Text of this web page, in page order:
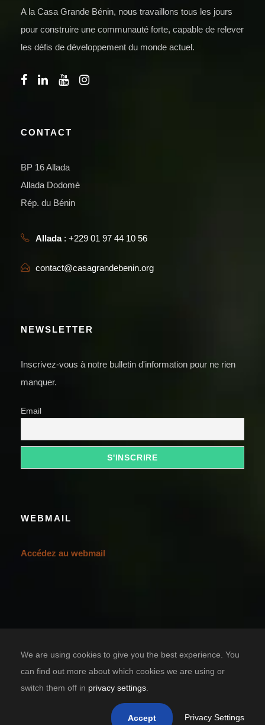
A la Casa Grande Bénin, nous travaillons tous les jours
pour construire une communauté forte, capable de relever
les défis de développement du monde actuel.
CONTACT
BP 16 Allada
Allada Dodomè
Rép. du Bénin
Allada: +229 01 97 44 10 56
contact@casagrandebenin.org
NEWSLETTER
Inscrivez-vous à notre bulletin d'information pour ne rien
manquer.
Email
WEBMAIL
Accédez au webmail
Copyright 2021 Casa Grande Bénin, tous droits réservés.
We are using cookies to give you the best experience. You
can find out more about which cookies we are using or
switch them off in privacy settings
Accept Privacy Settings